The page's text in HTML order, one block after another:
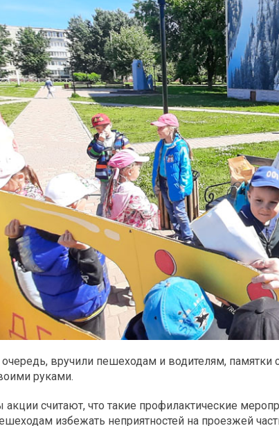
вручили пешеходам и водителям,
руками.
акции считают, что такие профилактические
избежать неприятностей на проезжей